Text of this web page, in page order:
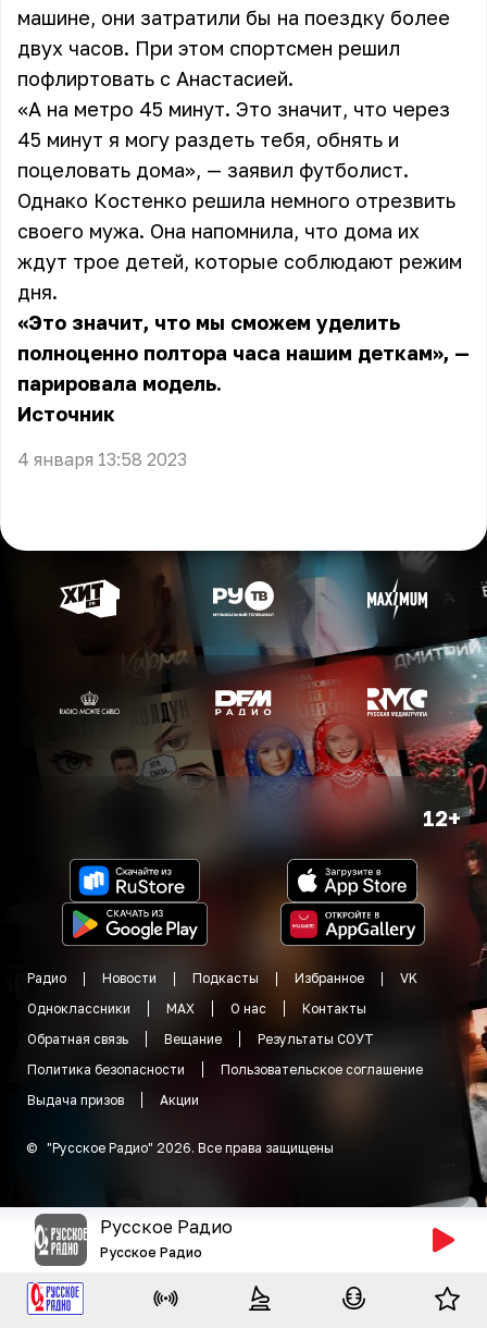
машине, они затратили бы на поездку более
двух часов. При этом спортсмен решил
пофлиртовать с Анастасией.
«А на метро 45 минут. Это значит, что через
45 минут я могу раздеть тебя, обнять и
поцеловать дома», — заявил футболист.
Однако Костенко решила немного отрезвить
своего мужа. Она напомнила, что дома их
ждут трое детей, которые соблюдают режим
дня.
«Это значит, что мы сможем уделить
полноценно полтора часа нашим деткам», —
парировала модель.
Источник
4 января 13:58 2023
12+
Радио Новости Подкасты Избранное
VK
Одноклассники
MAX О нас
Контакты
Обратная связь
Вещание
Результаты СОУТ
Политика безопасности
Пользовательское соглашение
Выдача призов
Акции
© "Русское Радио" 2026. Все права защищены
Русское Радио
Русское Радио